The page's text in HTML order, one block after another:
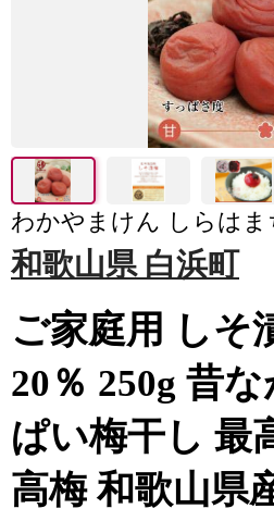
わかやまけん しらはま
和歌山県 白浜町
ご家庭用 しそ
20％ 250g 昔
ぱい梅干し 最
高梅 和歌山県